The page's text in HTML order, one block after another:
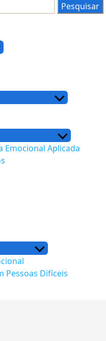
Emocional Aplicada
Pessoas Difíceis